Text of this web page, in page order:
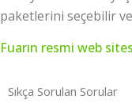
paketlerini seçebilir
Fuarın resmi web
Sıkça Sorulan Sorular